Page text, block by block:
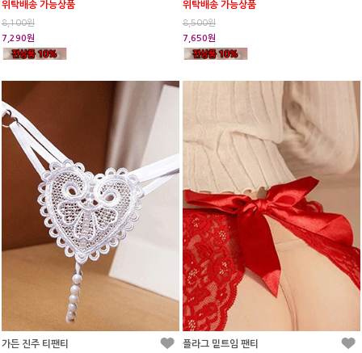
위탁배송 가능상품
8,100원
7,290원
위탁배송 가능상품
8,500원
7,650원
가든 진주 티팬티 플라그 밑트임 팬티